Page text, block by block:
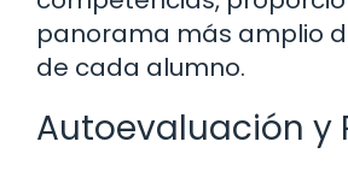
panorama más amplio
de cada alumno.
Autoevaluación y